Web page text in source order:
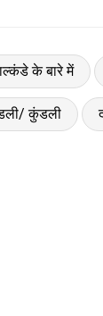
के बारे में
कुंडली